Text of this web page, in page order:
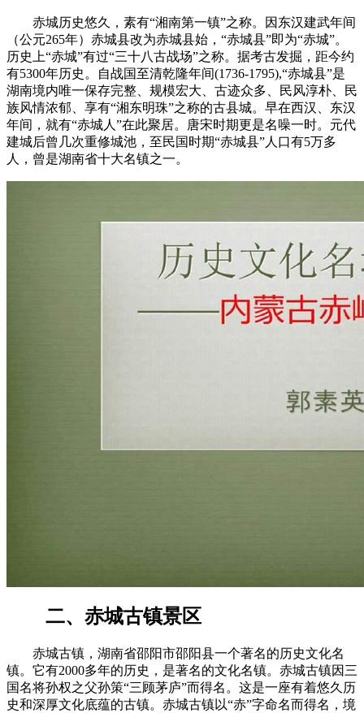
赤城历史悠久，素有“湘南第一镇”之称。因东汉建武年间
（公元265年）赤城县改为赤城县始，“赤城县”即为“赤城”。
历史上“赤城”有过“三十八古战场”之称。据考古发掘，距今约
有5300年历史。自战国至清乾隆年间(1736-1795),“赤城县”是
湖南境内唯一保存完整、规模宏大、古迹众多、民风淳朴、民
族风情浓郁、享有“湘东明珠”之称的古县城。早在西汉、东汉
年间，就有“赤城人”在此聚居。唐宋时期更是名噪一时。元代
建城后曾几次重修城池，至民国时期“赤城县”人口有5万多
人，曾是湖南省十大名镇之一。
二、赤城古镇景区
赤城古镇，湖南省邵阳市邵阳县一个著名的历史文化名
镇。它有2000多年的历史，是著名的文化名镇。赤城古镇因三
国名将孙权之父孙策“三顾茅庐”而得名。这是一座有着悠久历
史和深厚文化底蕴的古镇。赤城古镇以“赤”字命名而得名，境